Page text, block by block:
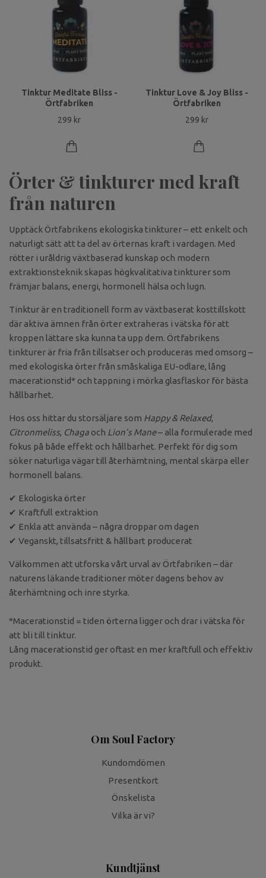
Tinktur Meditate Bliss -
Örtfabriken
299 kr
Tinktur Love & Joy Bliss -
Örtfabriken
299 kr
Örter & tinkturer med kraft
från naturen
Upptäck Örtfabrikens ekologiska tinkturer – ett enkelt och
naturligt sätt att ta del av örternas kraft i vardagen. Med
rötter i uråldrig växtbaserad kunskap och modern
extraktionsteknik skapas högkvalitativa tinkturer som
främjar balans, energi, hormonell hälsa och lugn.
Tinktur är en traditionell form av växtbaserat kosttillskott
där aktiva ämnen från örter extraheras i vätska för att
kroppen lättare ska kunna ta upp dem. Örtfabrikens
tinkturer är fria från tillsatser och produceras med omsorg –
med ekologiska örter från småskaliga EU-odlare, lång
macerationstid* och tappning i mörka glasflaskor för bästa
hållbarhet.
Hos oss hittar du storsäljare som Happy & Relaxed,
Citronmeliss, Chaga och Lion’s Mane– alla formulerade med
fokus på både effekt och hållbarhet. Perfekt för dig som
söker naturliga vägar till återhämtning, mental skärpa eller
hormonell balans.
✔ Ekologiska örter
✔ Kraftfull extraktion
✔ Enkla att använda – några droppar om dagen
✔ Veganskt, tillsatsfritt & hållbart producerat
Välkommen att utforska vårt urval av Örtfabriken – där
naturens läkande traditioner möter dagens behov av
återhämtning och inre styrka.
*Macerationstid = tiden örterna ligger och drar i vätska för
att bli till tinktur.
Lång macerationstid ger oftast en mer kraftfull och effektiv
produkt.
Om Soul Factory
Kundomdömen
Presentkort
Önskelista
Vilka är vi?
Kundtjänst